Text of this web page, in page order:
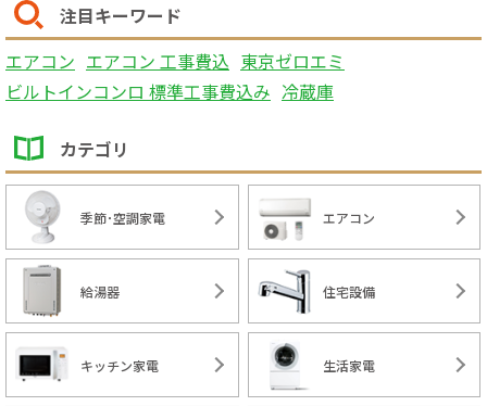
注目キーワード
エアコン エアコン 工事費込 東京ゼロエミ
ビルトインコンロ 標準工事費込み 冷蔵庫
カテゴリ
季節･空調家電 エアコン
給湯器 住宅設備
キッチン家電 生活家電